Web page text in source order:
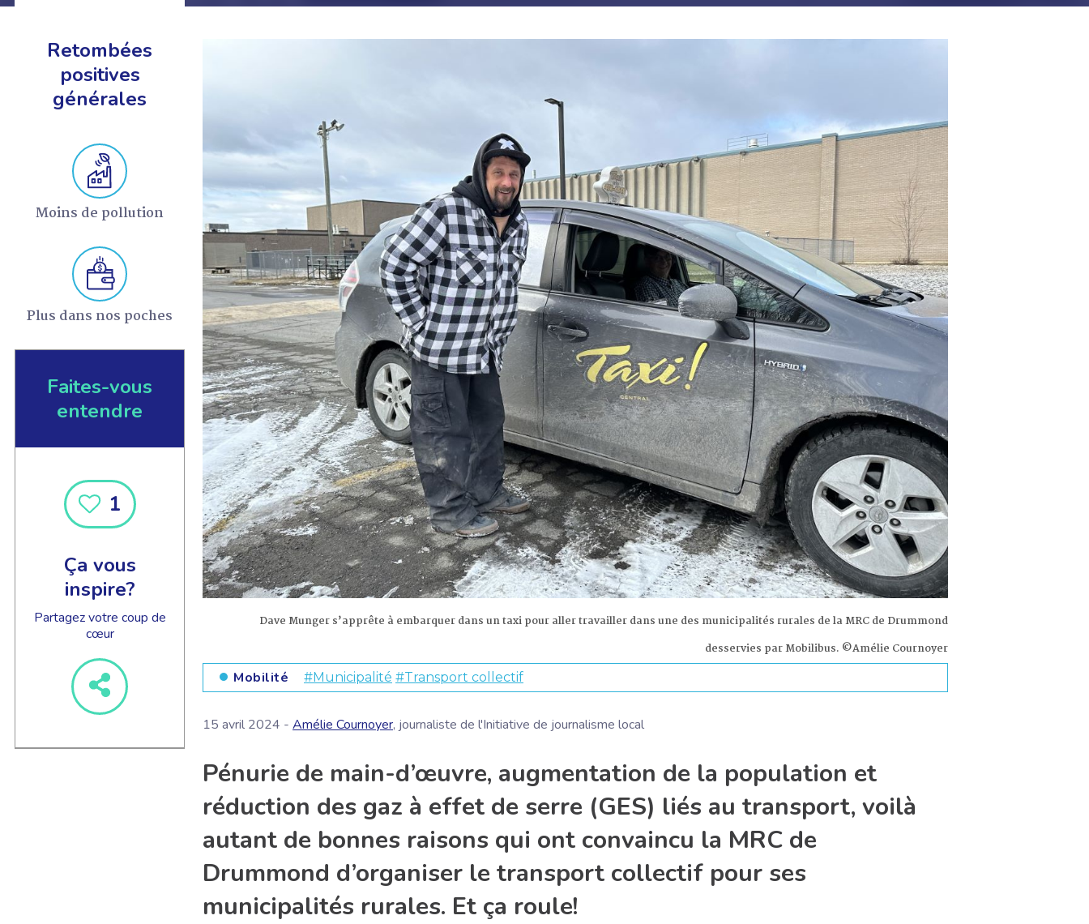
JE M'ABONNE
Retombées
positives
générales
Moins de pollution
Plus dans nos poches
Faites-vous
entendre
1
Ça vous
inspire?
Partagez votre coup de
cœur
Dave Munger s’apprête à embarquer dans un taxi pour aller travailler dans une des municipalités rurales de la MRC de Drummond
desservies par Mobilibus. ©Amélie Cournoyer
Mobilité #Municipalité #Transport collectif
15 avril 2024 - Amélie Cournoyer, journaliste de l'Initiative de journalisme local
Pénurie de main-d’œuvre, augmentation de la population et
réduction des gaz à effet de serre (GES) liés au transport, voilà
autant de bonnes raisons qui ont convaincu la MRC de
Drummond d’organiser le transport collectif pour ses
municipalités rurales. Et ça roule!